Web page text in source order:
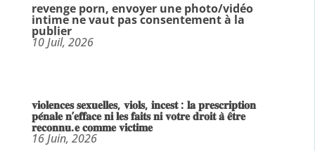
revenge porn, envoyer une photo/vidéo
intime ne vaut pas consentement à la
publier
10 Juil, 2026
𝐯𝐢𝐨𝐥𝐞𝐧𝐜𝐞𝐬 𝐬𝐞𝐱𝐮𝐞𝐥𝐥𝐞𝐬, 𝐯𝐢𝐨𝐥𝐬, 𝐢𝐧𝐜𝐞𝐬𝐭 : 𝐥𝐚 𝐩𝐫𝐞𝐬𝐜𝐫𝐢𝐩𝐭𝐢𝐨𝐧
𝐩𝐞́𝐧𝐚𝐥𝐞 𝐧’𝐞𝐟𝐟𝐚𝐜𝐞 𝐧𝐢 𝐥𝐞𝐬 𝐟𝐚𝐢𝐭𝐬 𝐧𝐢 𝐯𝐨𝐭𝐫𝐞 𝐝𝐫𝐨𝐢𝐭 𝐚̀ 𝐞̂𝐭𝐫𝐞
𝐫𝐞𝐜𝐨𝐧𝐧𝐮.𝐞 𝐜𝐨𝐦𝐦𝐞 𝐯𝐢𝐜𝐭𝐢𝐦𝐞
16 Juin, 2026